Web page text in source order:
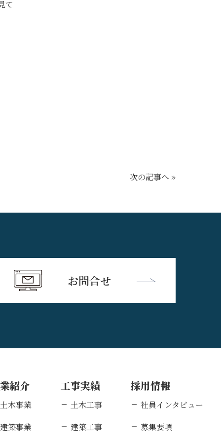
て
次の記事へ »
お問合せ
紹介
土木事業
建築事業
工事実績
土木工事
建築工事
採用情報
社員インタビュー
募集要項